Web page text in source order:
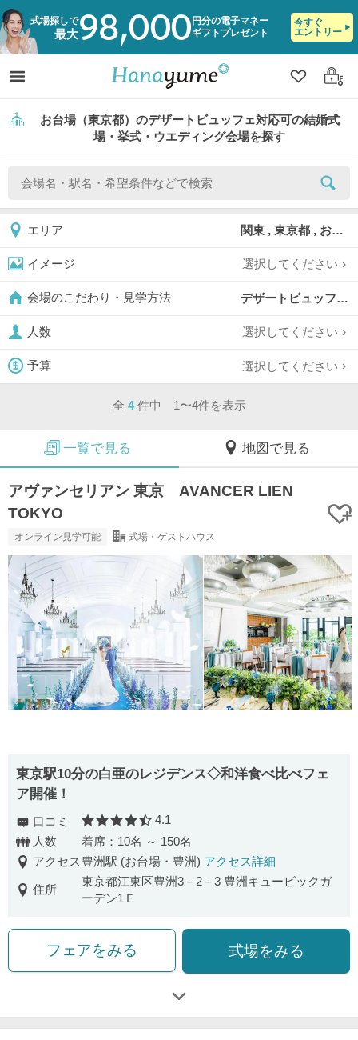
式場探しで
最大98,000 円分の電子マネー
ギフトプレゼント
今すぐ
エントリー
クリップ
ログ
お台場（東京都）のデザートビュッフェ対応可の結婚式
場・挙式・ウエディング会場を探す
エリア 関東 , 東京都 , お台場
イメージ 選択してください
会場のこだわり・見学方法 デザートビュッフェ対応可,
人数 選択してください
予算 選択してください
全 4 件中 1〜4件を表示
一覧で見る 地図で見る
アヴァンセリアン 東京 AVANCER LIEN
TOKYO
オンライン見学可能 式場・ゲストハウス
東京駅10分の白亜のレジデンス◇和洋食べ比べフェ
ア開催！
口コミ 口コミ評価
4.1
人数
着席：10名 ～ 150名
アクセス 豊洲駅 (お台場・豊洲) アクセス詳細
住所
東京都江東区豊洲3－2－3 豊洲キュービックガ
ーデン1Ｆ
フェアをみる 式場をみる